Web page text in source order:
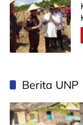
Berita UNP